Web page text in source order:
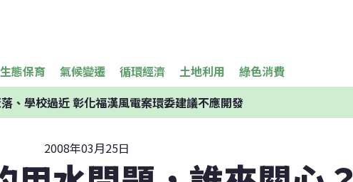
生態保育 氣候變遷 循環經濟 土地利用 綠色消費
、學校過近 彰化福漢風電案環委建議不應開發
2008年03月25日